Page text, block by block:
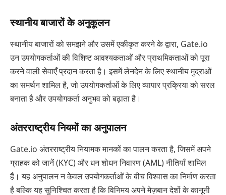
स्थानीय बाजारों के अनुकूलन
स्थानीय बाजारों को समझने और उसमें एकीकृत करने के द्वारा, Gate.io
उन उपयोगकर्ताओं की विशिष्ट आवश्यकताओं और प्राथमिकताओं को पूरा
करने वाली सेवाएँ प्रदान करता है। इसमें लेनदेन के लिए स्थानीय मुद्राओं
का समर्थन शामिल है, जो उपयोगकर्ताओं के लिए व्यापार प्रक्रिया को सरल
बनाता है और उपयोगकर्ता अनुभव को बढ़ाता है।
अंतरराष्ट्रीय नियमों का अनुपालन
Gate.io अंतरराष्ट्रीय नियामक मानकों का पालन करता है, जिसमें अपने
ग्राहक को जानें (KYC) और धन शोधन निवारण (AML) नीतियाँ शामिल
हैं। यह अनुपालन न केवल उपयोगकर्ताओं के बीच विश्वास का निर्माण करता
है बल्कि यह सुनिश्चित करता है कि विनिमय अपने मेज़बान देशों के कानूनी